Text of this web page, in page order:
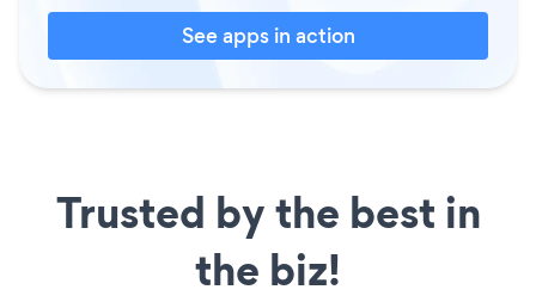
See apps in action
Trusted by the best in
the biz!